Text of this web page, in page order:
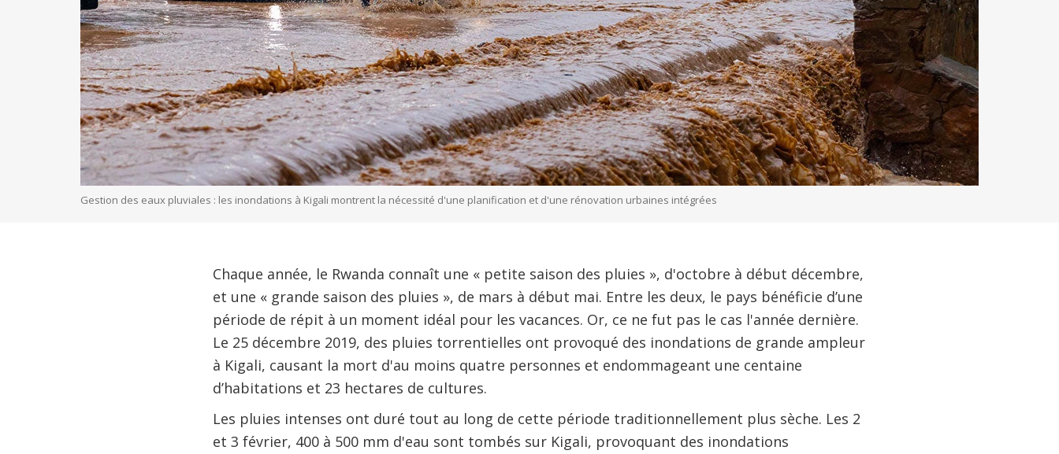
Gestion des eaux pluviales : les inondations à Kigali montrent la nécessité d'une planification et d'une rénovation urbaines intégrées
Chaque année, le Rwanda connaît une « petite saison des pluies », d'octobre à début décembre,
et une « grande saison des pluies », de mars à début mai. Entre les deux, le pays bénéficie d’une
période de répit à un moment idéal pour les vacances. Or, ce ne fut pas le cas l'année dernière.
Le 25 décembre 2019, des pluies torrentielles ont provoqué des inondations de grande ampleur
à Kigali, causant la mort d'au moins quatre personnes et endommageant une centaine
d’habitations et 23 hectares de cultures.
Les pluies intenses ont duré tout au long de cette période traditionnellement plus sèche. Les 2
et 3 février, 400 à 500 mm d'eau sont tombés sur Kigali, provoquant des inondations